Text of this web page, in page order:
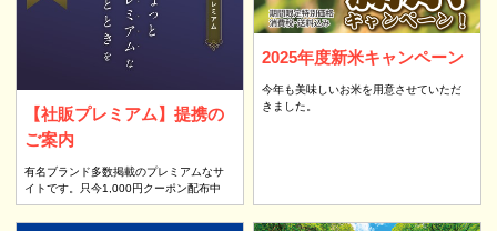
【社販プレミアム】提携の
ご案内
有名ブランド多数掲載のプレミアムなサ
イトです。只今1,000円クーポン配布中
2025年度新米キャンペーン
今年も美味しいお米を用意させていただ
きました。